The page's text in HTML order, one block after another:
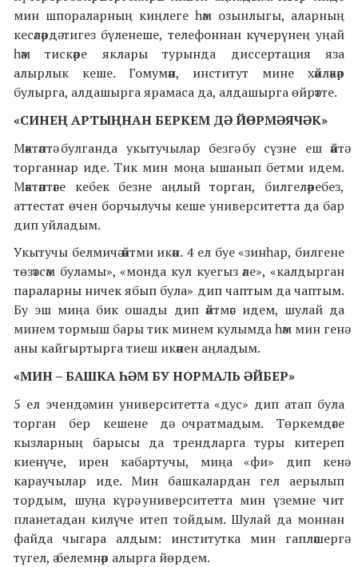
мин шпораларның киңлеге һәм озынлыгы, аларның
кесәләрдә тигез бүленеше, телефоннан күчерүнең уңай
һәм тискәре яклары турында диссертация яза
алырлык кеше. Гомумән, институт мине хәйләкәр
булырга, алдашырга ярамаса да, алдашырга өйрәтте.
«СИНЕҢ АРТЫҢНАН БЕРКЕМ ДӘ ЙӨРМӘЯЧӘК»
Мәктәптә булганда укытучылар безгә бу сүзне еш әйтә
торганнар иде. Тик мин моңа ышанып бетми идем.
Мәктәптәге кебек безне аңлый торган, билгеләребез,
аттестат өчен борчылучы кеше университетта да бар
дип уйладым.
Укытучы белмичә әйтми икән. 4 ел буе «зинһар, билгене
төзәтсәм буламы», «монда кул куегыз әле», «калдырган
параларны ничек ябып була» дип чаптым да чаптым.
Бу эш миңа бик ошады дип әйтмәс идем, шулай да
минем тормыш бары тик минем кулымда һәм мин генә
аны кайгыртырга тиеш икәнен аңладым.
«МИН–БАШКА ҺӘМ БУ НОРМАЛЬ ӘЙБЕР»
5 ел эчендә мин университетта «дус» дип атап була
торган бер кешене дә очратмадым. Төркемдәге
кызларның барысы да трендларга туры китереп
киенүче, ирен кабартучы, миңа «фи» дип кенә
караучылар иде. Мин башкалардан гел аерылып
тордым, шуңа күрә университетта мин үземне чит
планетадан килүче итеп тойдым. Шулай да моннан
файда чыгара алдым: институтка мин гапләшергә
түгел, ә белемнәр алырга йөрдем.